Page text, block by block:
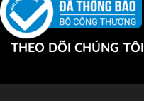
THEO DÕI CHÚNG TÔI